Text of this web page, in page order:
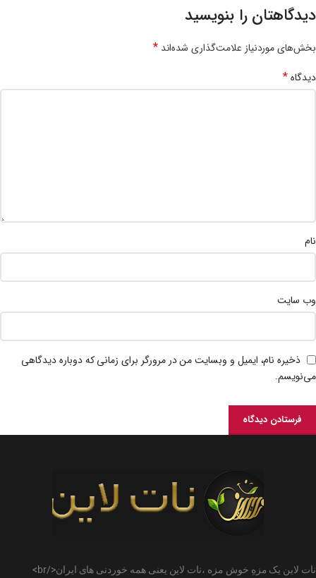
دیدگاهتان را بنویسید
بخش‌های موردنیاز علامت‌گذاری شده‌اند*
دیدگاه*
نام
وب‌ سایت
ذخیره نام، ایمیل و وبسایت من در مرورگر برای زمانی که دوباره دیدگاهی
می‌نویسم.
نات لاین یک مزهِ خوش مزه ،نات لاین یعنی همه خوردنی های ایران</br>